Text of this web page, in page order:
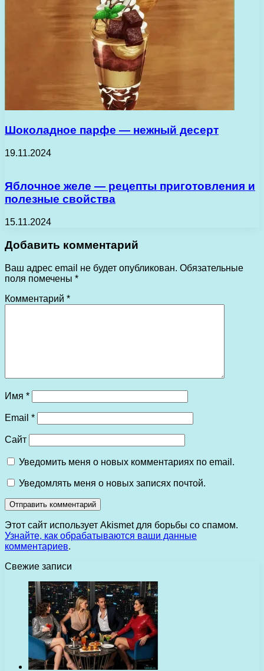
Шоколадное парфе — нежный десерт
19.11.2024
Яблочное желе — рецепты приготовления и
полезные свойства
15.11.2024
Добавить комментарий
Ваш адрес email не будет опубликован. Обязательные
поля помечены *
Комментарий *
Имя *
Email *
Сайт
Уведомить меня о новых комментариях по email.
Уведомлять меня о новых записях почтой.
Этот сайт использует Akismet для борьбы со спамом.
Узнайте, как обрабатываются ваши данные
комментариев.
Свежие записи